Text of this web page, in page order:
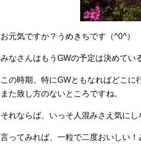
お元気ですか？うめきちです（^0^）
みなさんはもうGWの予定は決めてい
この時期、特にGWともなればどこに
また致し方のないところですね。
それならば、いっそ人混みさえ気に
言ってみれば、一粒で二度おいしい！